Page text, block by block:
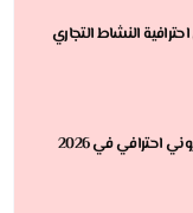
النشاط التجاري
كم تبلغ تكلفة إنشاء متجر إلكتروني احترافي في 2026